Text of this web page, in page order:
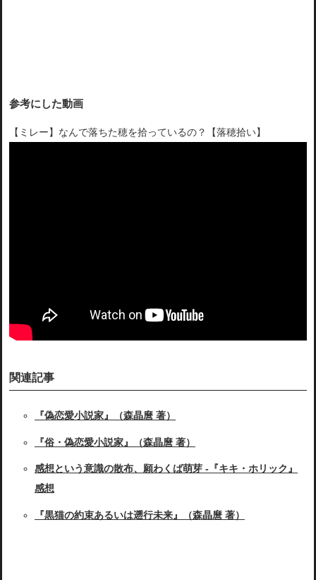
参考にした動画
【ミレー】なんで落ちた穂を拾っているの？【落穂拾い】
関連記事
『偽恋愛小説家』（森晶麿 著）
『俗・偽恋愛小説家』（森晶麿 著）
感想という意識の散布、願わくば萌芽 -『キキ・ホリック』
感想
『黒猫の約束あるいは遡行未来』（森晶麿 著）